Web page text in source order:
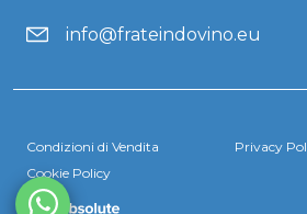
info@frateindovino.eu
Condizioni di Vendita
Privacy
Cookie Policy